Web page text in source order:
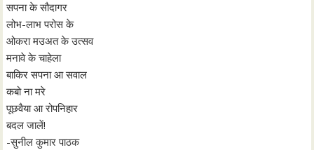
सपना के सौदागर
लोभ-लाभ परोस के
ओकरा मउअत के उत्सव
मनावे के चाहेला
बाकिर सपना आ सवाल
कबो ना मरे
पूछवैया आ रोपनिहार
बदल जालें!
-सुनील कुमार पाठक